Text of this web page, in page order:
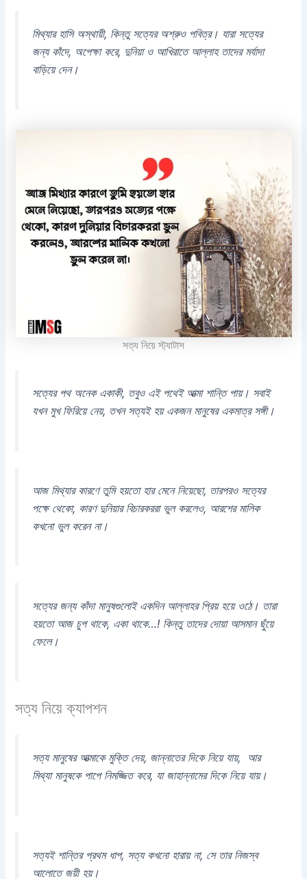
মিথ্যার হাসি অস্থায়ী, কিন্তু সত্যের অশ্রুও পবিত্র। যারা সত্যের
জন্য কাঁদে, অপেক্ষা করে, দুনিয়া ও আখিরাতে আল্লাহ তাদের মর্যাদা
বাড়িয়ে দেন।
সত্য নিয়ে স্ট্যাটাস
সত্যের পথ অনেক একাকী, তবুও এই পথেই আত্মা শান্তি পায়। সবাই
যখন মুখ ফিরিয়ে নেয়, তখন সত্যই হয় একজন মানুষের একমাত্র সঙ্গী।
আজ মিথ্যার কারণে তুমি হয়তো হার মেনে নিয়েছো, তারপরও সত্যের
পক্ষে থেকো, কারণ দুনিয়ার বিচারকররা ভুল করলেও, আরশের মালিক
কখনো ভুল করেন না।
সত্যের জন্য কাঁদা মানুষগুলোই একদিন আল্লাহর প্রিয় হয়ে ওঠে। তারা
হয়তো আজ চুপ থাকে, একা থাকে…! কিন্তু তাদের দোয়া আসমান ছুঁয়ে
ফেলে।
সত্য নিয়ে ক্যাপশন
সত্য মানুষের আত্মাকে মুক্তি দেয়, জান্নাতের দিকে নিয়ে যায়, আর
মিথ্যা মানুষকে পাপে নিমজ্জিত করে, যা জাহান্নামের দিকে নিয়ে যায়।
সত্যই শান্তির প্রথম ধাপ, সত্য কখনো হারায় না, সে তার নিজস্ব
আলোতে জয়ী হয়।